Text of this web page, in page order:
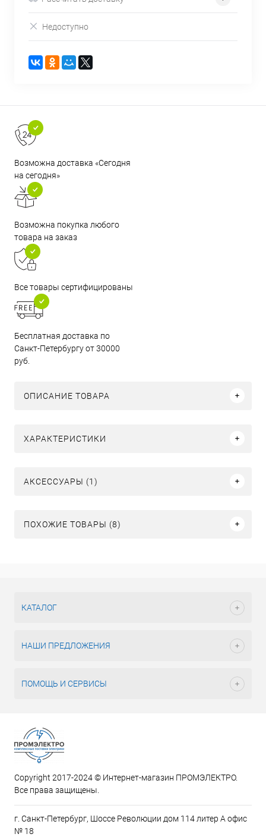
Недоступно
Возможна доставка «Сегодня
на сегодня»
Возможна покупка любого
товара на заказ
Все товары сертифицированы
Бесплатная доставка по
Санкт-Петербургу от 30000
руб.
ОПИСАНИЕ ТОВАРА
ХАРАКТЕРИСТИКИ
АКСЕССУАРЫ (1)
ПОХОЖИЕ ТОВАРЫ (8)
КАТАЛОГ
НАШИ ПРЕДЛОЖЕНИЯ
ПОМОЩЬ И СЕРВИСЫ
Copyright 2017-2024 © Интернет-магазин ПРОМЭЛЕКТРО.
Все права защищены.
г. Санкт-Петербург, Шоссе Революции дом 114 литер А офис
№ 18